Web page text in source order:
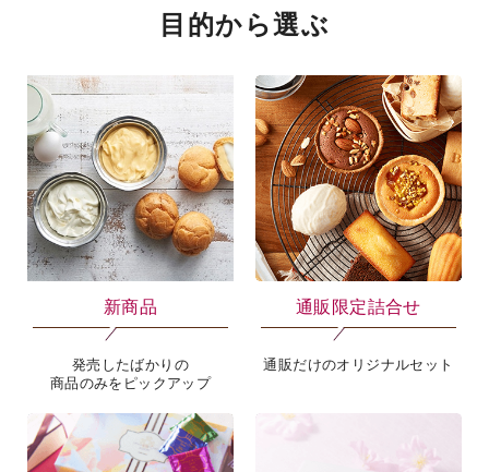
目的から選ぶ
新商品
発売したばかりの
商品のみをピックアップ
通販限定詰合せ
通販だけのオリジナルセット
Indonesia
Malaysia
Hong Kong